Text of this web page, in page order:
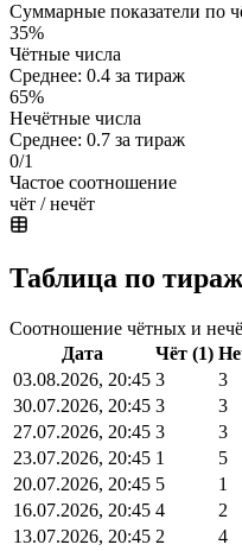
Суммарные показатели по
35%
Чётные числа
Среднее: 0.4 за тираж
65%
Нечётные числа
Среднее: 0.7 за тираж
0/1
Частое соотношение
чёт / нечёт
Таблица по
Соотношение чётных и
Дата
Чёт (1)
03.08.2026, 20:45 3 3
30.07.2026, 20:45 3 3
27.07.2026, 20:45 3 3
23.07.2026, 20:45 1 5
20.07.2026, 20:45 5 1
16.07.2026, 20:45 4 2
13.07.2026, 20:45 2 4